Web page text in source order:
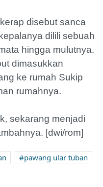
disebut sanca
dilili sebuah
hingga mulutnya.
dimasukkan
ke rumah Sukip
rumahnya.
sekarang menjadi
[dwi/rom]
pawang ular tuban